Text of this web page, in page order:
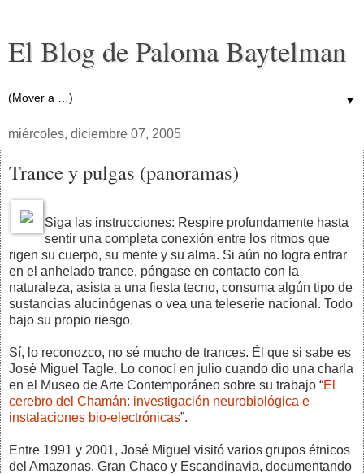
El Blog de Paloma Baytelman
▼
miércoles, diciembre 07, 2005
Trance y pulgas (panoramas)
Siga las instrucciones: Respire profundamente hasta
sentir una completa conexión entre los ritmos que
rigen su cuerpo, su mente y su alma. Si aún no logra entrar
en el anhelado trance, póngase en contacto con la
naturaleza, asista a una fiesta tecno, consuma algún tipo de
sustancias alucinógenas o vea una teleserie nacional. Todo
bajo su propio riesgo.
Sí, lo reconozco, no sé mucho de trances. Él que si sabe es
José Miguel Tagle. Lo conocí en julio cuando dio una charla
en el Museo de Arte Contemporáneo sobre su trabajo “El
cerebro del Chamán: investigación neurobiológica e
instalaciones bio-electrónicas”.
Entre 1991 y 2001, José Miguel visitó varios grupos étnicos
del Amazonas, Gran Chaco y Escandinavia, documentando